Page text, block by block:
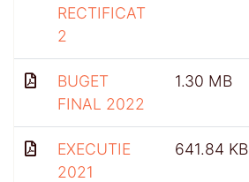
RECTIFICAT
2
BUGET
FINAL 2022
1.30 MB
EXECUTIE
2021
641.84 KB